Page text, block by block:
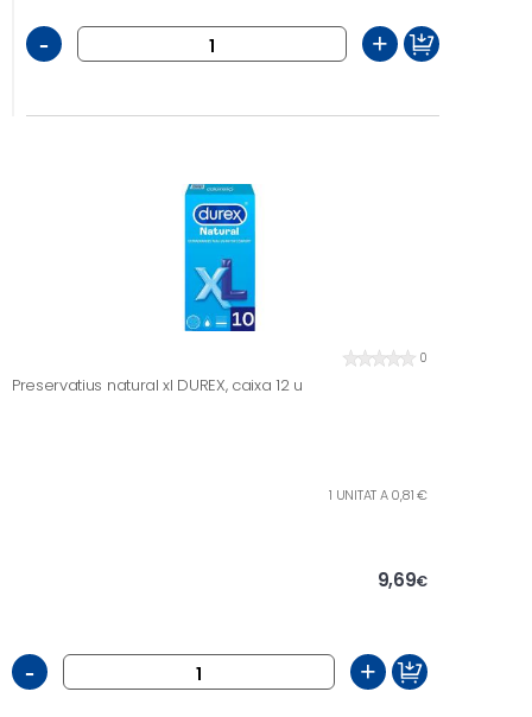
- +
0
Preservatius natural xl DUREX, caixa 12 u
1 UNITAT A 0,81 €
9,69€
- +